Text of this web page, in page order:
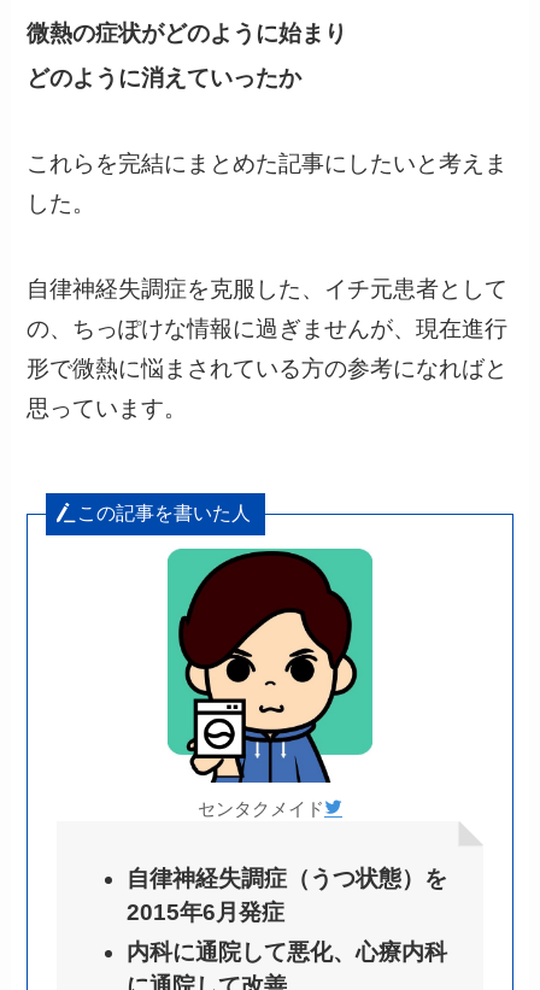
微熱の症状がどのように始まり
どのように消えていったか
これらを完結にまとめた記事にしたいと考えま
した。
自律神経失調症を克服した、イチ元患者として
の、ちっぽけな情報に過ぎませんが、現在進行
形で微熱に悩まされている方の参考になればと
思っています。
この記事を書いた人
センタクメイド
自律神経失調症（うつ状態）を
2015年6月発症
内科に通院して悪化、心療内科